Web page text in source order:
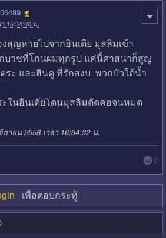
16:34:00 น.
สุญหายไปจากอินเดีย มุสลิมเข้า
บวชที่โกนผมทุกรูป แค่นี้ศาสนาก็สูญ
ระ และฮินดู ที่รักสงบ พวกบัวใต้น้ำ
ในอินเดัยโดนมุสลิมตัดคอจนหมด
ยน 2558 เวลา 16:34:32 น.
0
เพื่อตอบกระทู้